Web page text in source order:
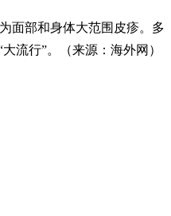
面部和身体大范围皮疹。多
流行”。（来源： 海外网 ）